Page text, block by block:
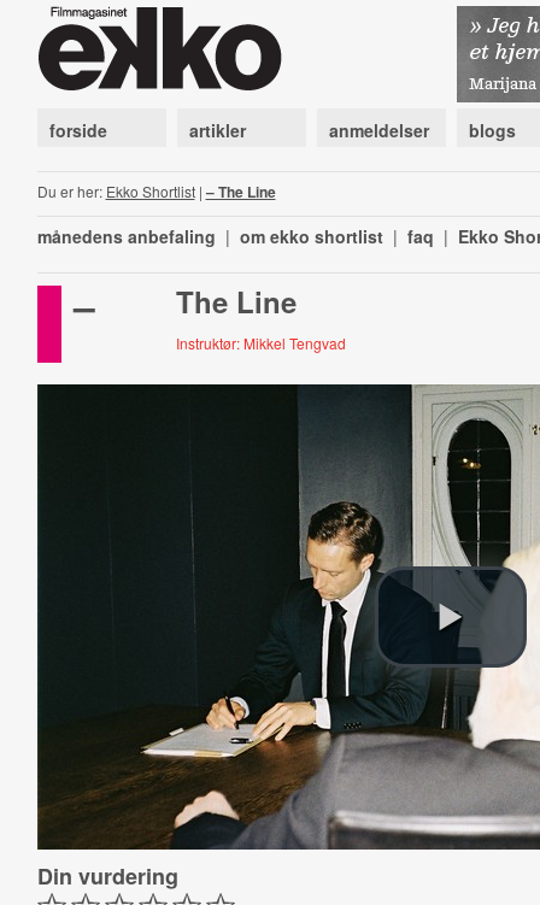
forside artikler anmeldelser blogs
Du er her: Ekko Shortlist| – The Line
månedens anbefaling | om ekko shortlist | faq | Ekko
– The Line
Instruktør: Mikkel Tengvad
Din vurdering